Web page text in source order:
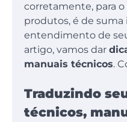
corretamente, para
produtos, é de
entendimento de
artigo, vamos dar
manuais técnicos.
Traduzindo
técnicos,